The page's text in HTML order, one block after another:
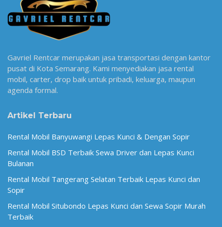
Gavriel Rentcar merupakan jasa transportasi dengan kantor
pusat di Kota Semarang. Kami menyediakan jasa rental
mobil, carter, drop baik untuk pribadi, keluarga, maupun
agenda formal.
Artikel Terbaru
Rental Mobil Banyuwangi Lepas Kunci & Dengan Sopir
Rental Mobil BSD Terbaik Sewa Driver dan Lepas Kunci
Bulanan
Rental Mobil Tangerang Selatan Terbaik Lepas Kunci dan
Sopir
Rental Mobil Situbondo Lepas Kunci dan Sewa Sopir Murah
Terbaik